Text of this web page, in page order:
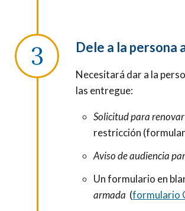
Dele a la persona
Necesitará dar a la
las entregue:
Solicitud para
restricción
Aviso de audiencia
Un formulario en
armada (formulario